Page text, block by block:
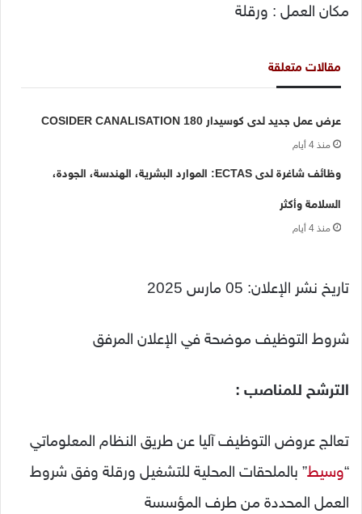
مكان العمل : ورقلة
مقالات متعلقة
عرض عمل جديد لدى كوسيدار COSIDER CANALISATION 180
منذ 4 أيام
وظائف شاغرة لدى ECTAS: الموارد البشرية، الهندسة، الجودة،
السلامة وأكثر
منذ 4 أيام
تاريخ نشر الإعلان: 05 مارس 2025
شروط التوظيف موضحة في الإعلان المرفق
الترشح للمناصب :
تعالج عروض التوظيف آليا عن طريق النظام المعلوماتي
“وسيط” بالملحقات المحلية للتشغيل ورقلة وفق شروط
العمل المحددة من طرف المؤسسة